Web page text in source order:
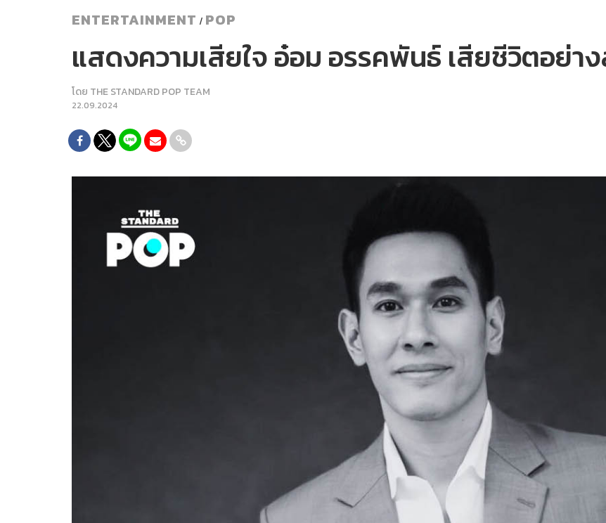
ENTERTAINMENT / POP
แสดงความเสียใจ อ๋อม อรรคพันธ์ เสียชีวิตอย่า
โดย THE STANDARD POP TEAM
22.09.2024